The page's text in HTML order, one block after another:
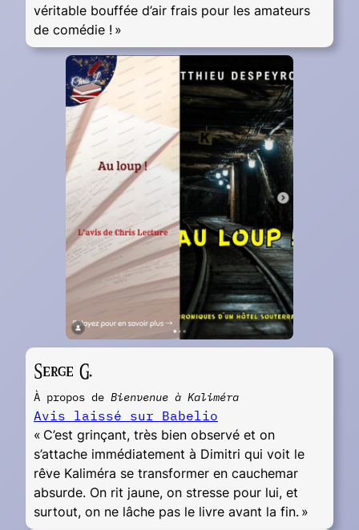
véritable bouffée d’air frais pour les amateurs
de comédie ! »
Serge G.
À propos de Bienvenue à Kaliméra
Avis laissé sur Babelio
« C’est grinçant, très bien observé et on
s’attache immédiatement à Dimitri qui voit le
rêve Kaliméra se transformer en cauchemar
absurde. On rit jaune, on stresse pour lui, et
surtout, on ne lâche pas le livre avant la fin. »